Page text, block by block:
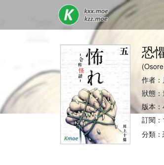
恐
作者：
狀態
版本
訂閱
分類：